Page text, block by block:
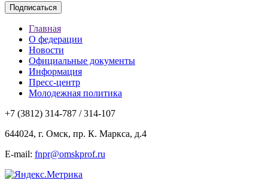
Главная
О федерации
Новости
Официальные документы
Информация
Пресс-центр
Молодежная политика
+7 (3812) 314-787 / 314-107
644024, г. Омск, пр. К. Маркса, д.4
E-mail: fnpr@omskprof.ru